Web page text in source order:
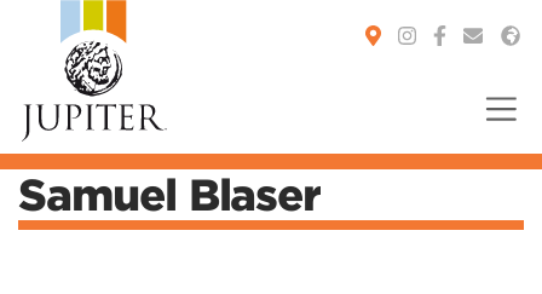
You are here:
Samuel Blaser